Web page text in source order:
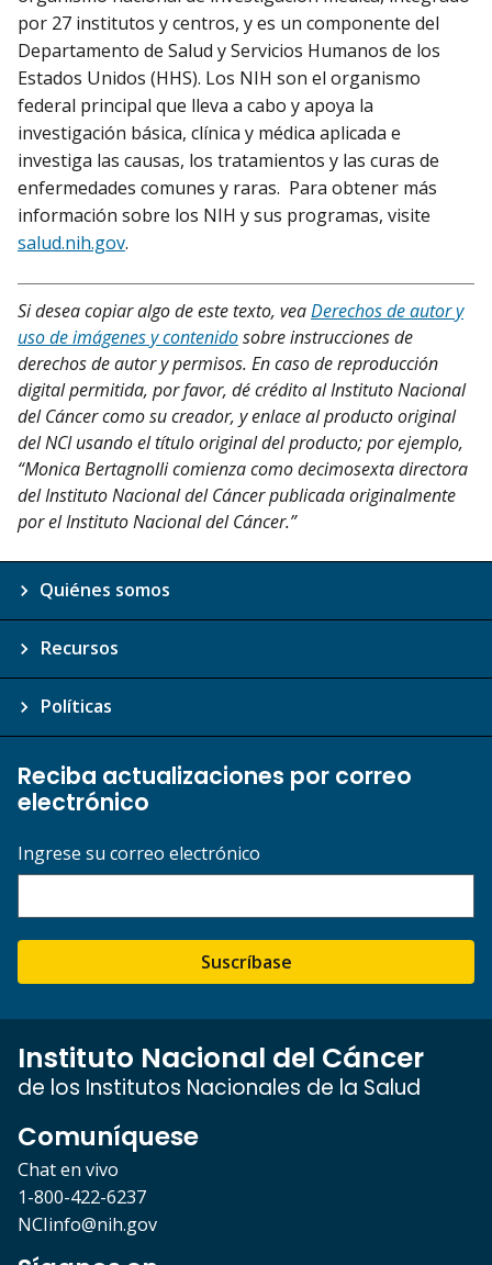
por 27 institutos y centros, y es un componente del
Departamento de Salud y Servicios Humanos de los
Estados Unidos (HHS). Los NIH son el organismo
federal principal que lleva a cabo y apoya la
investigación básica, clínica y médica aplicada e
investiga las causas, los tratamientos y las curas de
enfermedades comunes y raras. Para obtener más
información sobre los NIH y sus programas, visite
salud.nih.gov.
Si desea copiar algo de este texto, veaDerechos de autor y
uso de imágenes y contenidosobre instrucciones de
derechos de autor y permisos. En caso de reproducción
digital permitida, por favor, dé crédito al Instituto Nacional
del Cáncer como su creador, y enlace al producto original
del NCI usando el título original del producto; por ejemplo,
“Monica Bertagnolli comienza como decimosexta directora
del Instituto Nacional del Cáncer publicada originalmente
por el Instituto Nacional del Cáncer.”
Quiénes somos
Recursos
Políticas
Reciba actualizaciones por correo
electrónico
Ingrese su correo electrónico
Suscríbase
Instituto Nacional del Cáncer
de los Institutos Nacionales de la Salud
Comuníquese
Chat en vivo
1-800-422-6237
NCIinfo@nih.gov